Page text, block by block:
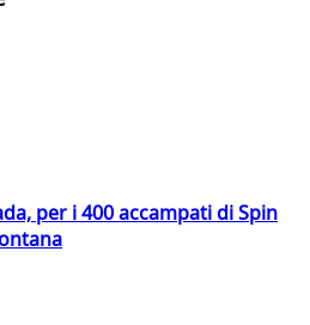
per i 400 accampati di Spin